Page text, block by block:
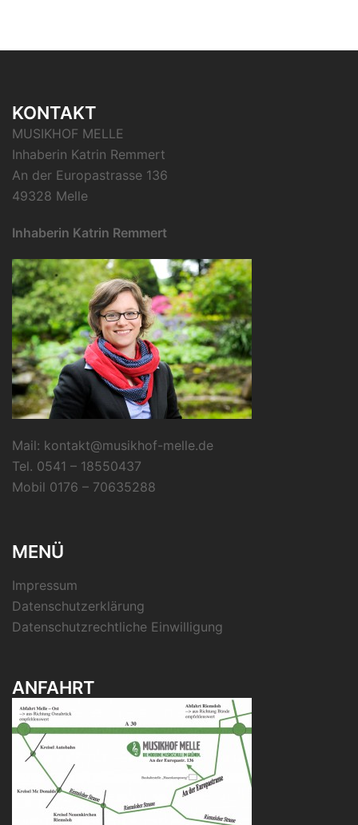
KONTAKT
MUSIKHOF MELLE
Inhaberin Katrin Remmert
An der Europastrasse 136
49328 Melle
Inhaberin Katrin Remmert
Mail: kontakt@musikhof-melle.de
Tel. 0541 – 18550437
Mobil 0176 – 70635288
MENÜ
Impressum
Datenschutzerklärung
Datenschutzrechtliche Einwilligung
ANFAHRT